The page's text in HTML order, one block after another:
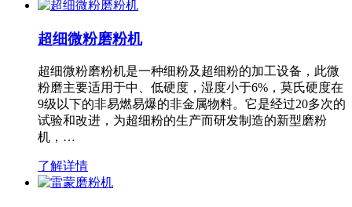
超细微粉磨粉机
超细微粉磨粉机是一种细粉及超细粉的加工设备，此微
粉磨主要适用于中、低硬度，湿度小于6%，莫氏硬度在
9级以下的非易燃易爆的非金属物料。它是经过20多次的
试验和改进，为超细粉的生产而研发制造的新型磨粉
机，…
了解详情